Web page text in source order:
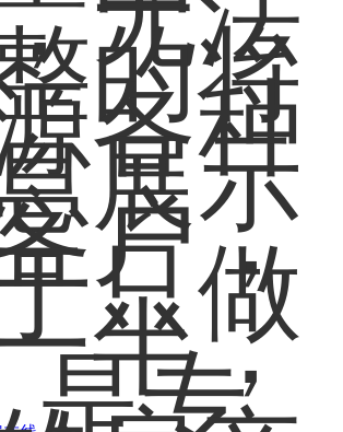
的将
各种
展示
户，
只做
半，
是专